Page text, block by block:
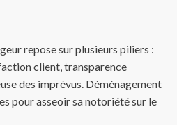
repose sur plusieurs piliers :
client, transparence
des imprévus. Déménagement
pour asseoir sa notoriété sur le